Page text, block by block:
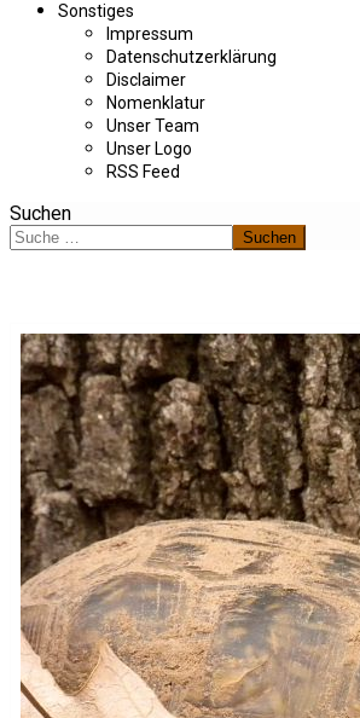
Sonstiges
Impressum
Datenschutzerklärung
Disclaimer
Nomenklatur
Unser Team
Unser Logo
RSS Feed
Suchen
Suchen